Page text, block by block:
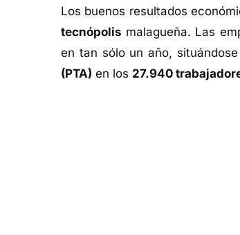
Los buenos resultados
tecnópolis malagueña. Las
en tan sólo un año,
(PTA) en los 27.940